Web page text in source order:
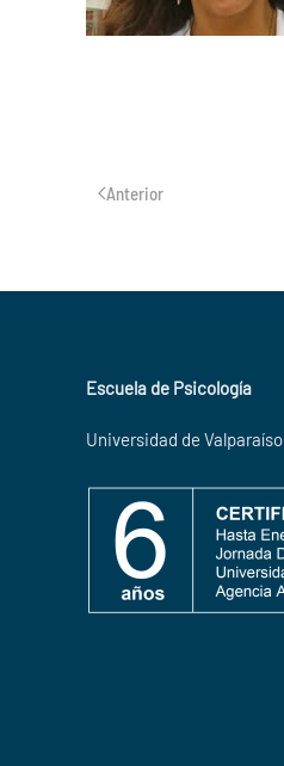
Anterior
Escuela de Psicología
Universidad de Valparaíso